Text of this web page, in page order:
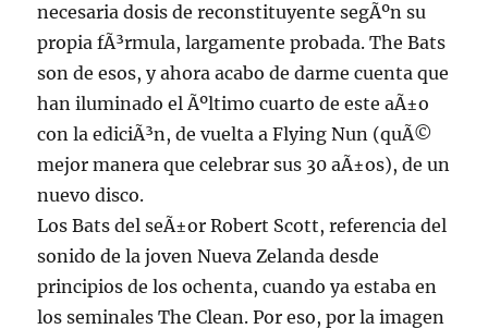
necesaria dosis de reconstituyente segÃºn su
propia fÃ³rmula, largamente probada. The Bats
son de esos, y ahora acabo de darme cuenta que
han iluminado el Ãºltimo cuarto de este aÃ±o
con la ediciÃ³n, de vuelta a Flying Nun (quÃ©
mejor manera que celebrar sus 30 aÃ±os), de un
nuevo disco.
Los Bats del seÃ±or Robert Scott, referencia del
sonido de la joven Nueva Zelanda desde
principios de los ochenta, cuando ya estaba en
los seminales The Clean. Por eso, por la imagen